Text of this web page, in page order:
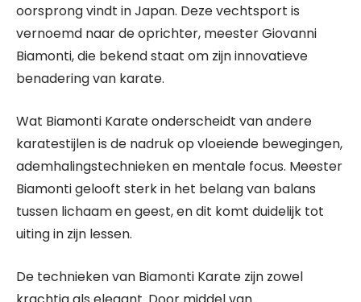
oorsprong vindt in Japan. Deze vechtsport is
vernoemd naar de oprichter, meester Giovanni
Biamonti, die bekend staat om zijn innovatieve
benadering van karate.
Wat Biamonti Karate onderscheidt van andere
karatestijlen is de nadruk op vloeiende bewegingen,
ademhalingstechnieken en mentale focus. Meester
Biamonti gelooft sterk in het belang van balans
tussen lichaam en geest, en dit komt duidelijk tot
uiting in zijn lessen.
De technieken van Biamonti Karate zijn zowel